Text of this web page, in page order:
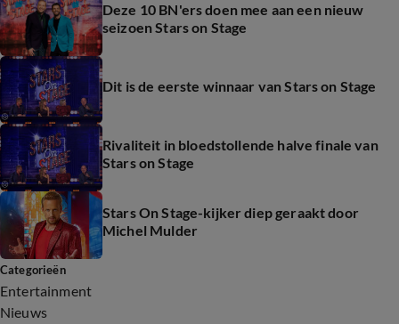
Deze 10 BN'ers doen mee aan een nieuw
seizoen Stars on Stage
Dit is de eerste winnaar van Stars on Stage
Rivaliteit in bloedstollende halve finale van
Stars on Stage
Stars On Stage-kijker diep geraakt door
Michel Mulder
Categorieën
Entertainment
Nieuws